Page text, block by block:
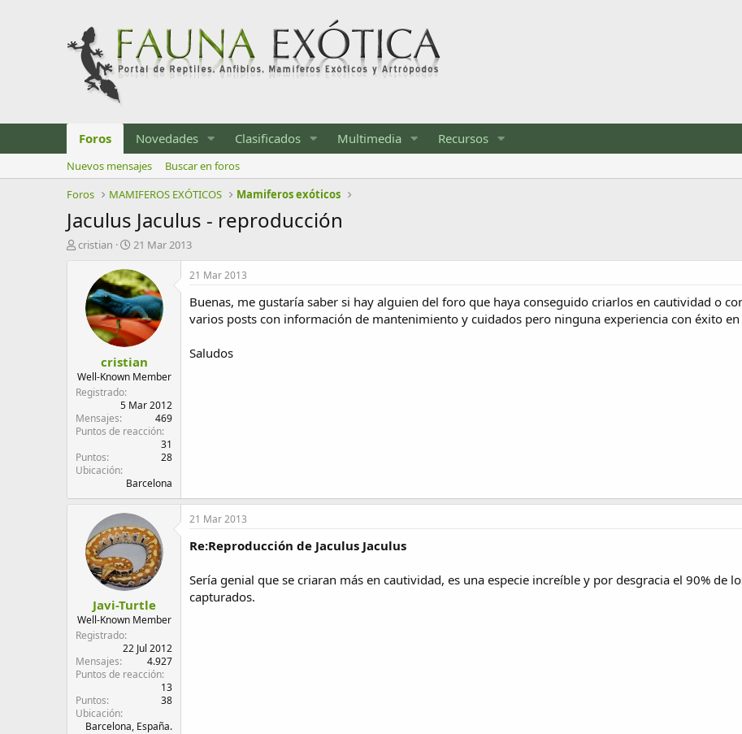
Foros Novedades Clasificados Multimedia Recursos
Nuevos mensajes
Buscar en foros
Foros
MAMIFEROS EXÓTICOS Mamiferos exóticos
Jaculus Jaculus - reproducción
I
d
e
t
e
a
cristian
F
c
h
a
d
e
i
n
i
i
21 Mar 2013
cristian
Well-Known Member
Registrado
5 Mar 2012
Mensajes
469
Puntos de reacción
31
Puntos
28
Ubicación
Barcelona
21 Mar 2013
Buenas, me gustaría saber si hay alguien del foro que haya conseguido criarlos en cautividad o
varios posts con información de mantenimiento y cuidados pero ninguna experiencia con éxito en
Saludos
Javi-Turtle
Well-Known Member
Registrado
22 Jul 2012
Mensajes
4.927
Puntos de reacción
13
Puntos
38
Ubicación
Barcelona, España.
21 Mar 2013
Re:Reproducción de Jaculus Jaculus
Sería genial que se criaran más en cautividad, es una especie increíble y por desgracia el 90% de
capturados.